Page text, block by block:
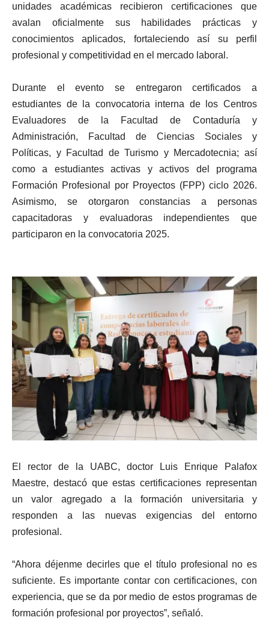
unidades académicas recibieron certificaciones que
avalan oficialmente sus habilidades prácticas y
conocimientos aplicados, fortaleciendo así su perfil
profesional y competitividad en el mercado laboral.
Durante el evento se entregaron certificados a
estudiantes de la convocatoria interna de los Centros
Evaluadores de la Facultad de Contaduría y
Administración, Facultad de Ciencias Sociales y
Políticas, y Facultad de Turismo y Mercadotecnia; así
como a estudiantes activas y activos del programa
Formación Profesional por Proyectos (FPP) ciclo 2026.
Asimismo, se otorgaron constancias a personas
capacitadoras y evaluadoras independientes que
participaron en la convocatoria 2025.
El rector de la UABC, doctor Luis Enrique Palafox
Maestre, destacó que estas certificaciones representan
un valor agregado a la formación universitaria y
responden a las nuevas exigencias del entorno
profesional.
“Ahora déjenme decirles que el título profesional no es
suficiente. Es importante contar con certificaciones, con
experiencia, que se da por medio de estos programas de
formación profesional por proyectos”, señaló.